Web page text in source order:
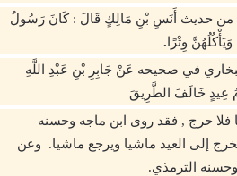
من حديث أَنَسِ بْنِ مَالِكٍ قَالَ : كَانَ رَسُولُ
وِتْرًا .
في صحيحه عَنْ جَابِرِ بْنِ عَبْدِ اللَّهِ
عِيدٍ خَالَفَ الطَّرِيقَ
فلا حرج , فقد روى ابن ماجه وحسنه
إلى العيد ماشيا ويرجع ماشيا. وعن
الترمذي.